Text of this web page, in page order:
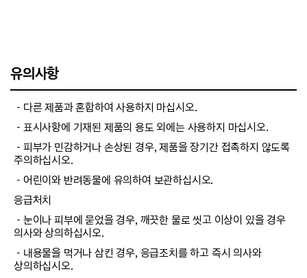
유의사항
－다른 제품과 혼합하여 사용하지 마십시오.
－표시사항에 기재된 제품의 용도 외에는 사용하지 마십시오.
－피부가 민감하거나 손상된 경우, 제품을 장기간 접촉하지 않도록
주의하십시오.
－어린이와 반려동물에 유의하여 보관하십시오.
응급처치
－눈이나 피부에 묻었을 경우, 깨끗한 물로 씻고 이상이 있을 경우
의사와 상의하십시오.
－내용물을 먹거나 삼킨 경우, 응급조치를 하고 즉시 의사와
상의하십시오.